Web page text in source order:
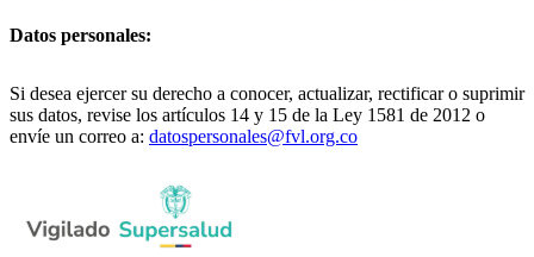
Datos personales:
Si desea ejercer su derecho a conocer, actualizar, rectificar o suprimir
sus datos, revise los artículos 14 y 15 de la Ley 1581 de 2012 o
envíe un correo a: datospersonales@fvl.org.co